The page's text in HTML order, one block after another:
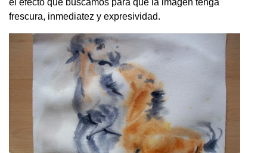
el efecto que buscamos para que la imagen tenga
frescura, inmediatez y expresividad.